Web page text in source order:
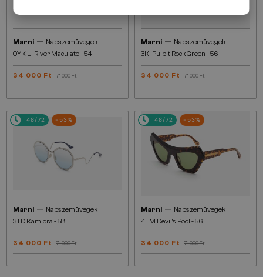
Marni — Napszemüvegek
0YK Li River Maculato - 54
34 000 Ft 71 000 Ft
Marni — Napszemüvegek
3KI Pulpit Rock Green - 56
34 000 Ft 71 000 Ft
48/72 -53%
Marni — Napszemüvegek
3TD Kamiora - 58
34 000 Ft 71 000 Ft
48/72 -53%
Marni — Napszemüvegek
4EM Devil's Pool - 56
34 000 Ft 71 000 Ft